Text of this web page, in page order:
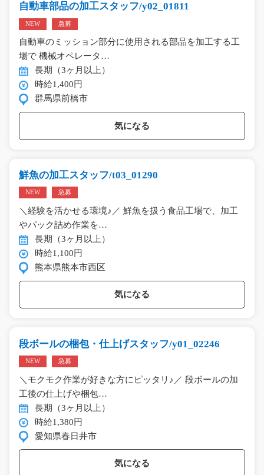
自動車部品の加工スタッフ/y02_01811
NEW 急募
自動車のミッション部分に使用される部品を加工する工
場で 機械オペレータ…
長期（3ヶ月以上）
時給1,400円
群馬県前橋市
気になる
鮮魚の加工スタッフ/t03_01290
NEW 急募
＼経験を活かせる環境♪／ 鮮魚を扱う食品工場で、加工
やパック詰め作業を…
長期（3ヶ月以上）
時給1,100円
熊本県熊本市西区
気になる
段ボールの梱包・仕上げスタッフ/y01_02246
NEW 急募
＼モクモク作業が好きな方にピッタリ♪／ 段ボールの加
工後の仕上げや梱包…
長期（3ヶ月以上）
時給1,380円
愛知県春日井市
気になる